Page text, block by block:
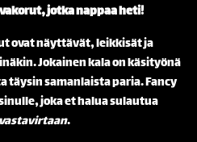
jotka nappaa heti!
ovat näyttävät, leikkisät ja
Jokainen kala on käsityönä
täysin samanlaista paria. Fancy
joka et halua sulautua
.